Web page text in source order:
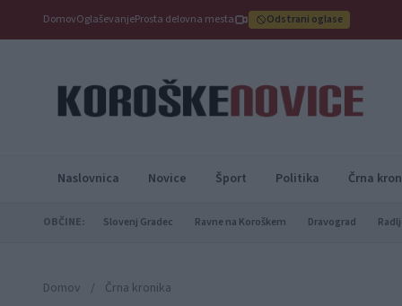
DomovOglaševanjeProsta delovna mesta Odstrani oglase
Naslovnica Novice Šport Politika Črna
OBČINE: Slovenj Gradec Ravne na Koroškem Dravograd
Domov / Črna kronika